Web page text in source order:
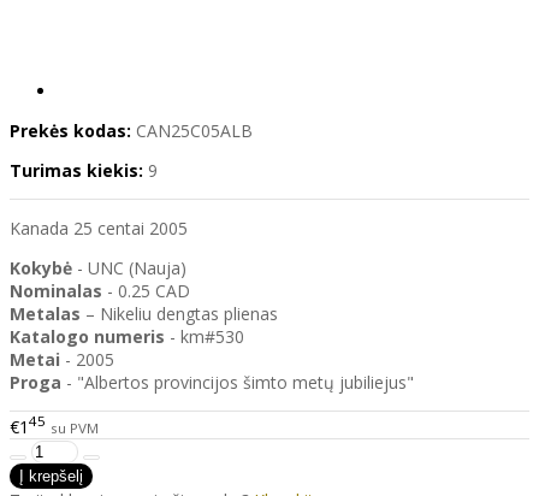
Prekės kodas: CAN25C05ALB
Turimas kiekis: 9
Kanada 25 centai 2005
Kokybė - UNC (Nauja)
Nominalas - 0.25 CAD
Metalas – Nikeliu dengtas plienas
Katalogo numeris - km#530
Metai - 2005
Proga - "Albertos provincijos šimto metų jubiliejus"
€1 45 su PVM